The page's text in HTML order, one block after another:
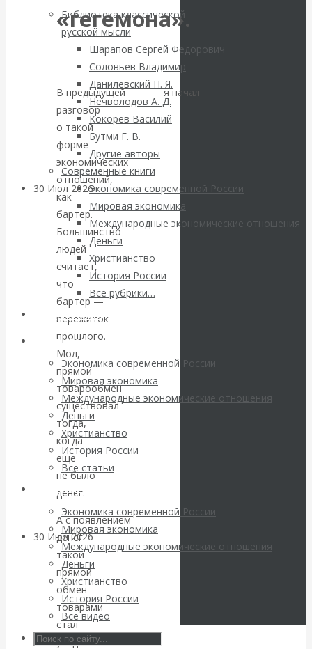
Библиотека классической
русской мысли
Шарапов Сергей Федорович
Соловьев Владимир
Данилевский Н. Я.
Нечволодов А. Д.
Кокорев Василий
Бутми Г. В.
Другие авторы
Современные книги
Экономика современной России
Мировая экономика
Международные экономические отношения
Деньги
Христианство
История России
Все рубрики…
Авторы РЭОШ
Архив статей
Экономика современной России
Мировая экономика
Международные экономические отношения
Деньги
Христианство
История России
Все статьи
Архив Видео
Экономика современной России
Мировая экономика
Международные экономические отношения
Деньги
Христианство
История России
Все видео
ВАлентин
Катасонов.
Саммит НАТО в
Турции: Drang
nach Osten
30 Июл 2026Банки
Валентин
Катасонов. Кто
определяет
погоду на
финансовых
рынках?
Минфины хотят
быть главнее
Центробанков?
30 Июл 2026Цифровая
экономика
Валентин
Катасонов.
«гегемона».
В предыдущейстатьея начал
разговор
о такой
форме
экономических
отношений,
как
бартер.
Большинство
людей
считает,
что
бартер —
пережиток
прошлого.
Мол,
прямой
товарообмен
существовал
тогда,
когда
еще
не было
денег.
А с появлением
денег
такой
прямой
обмен
товарами
стал
уходить